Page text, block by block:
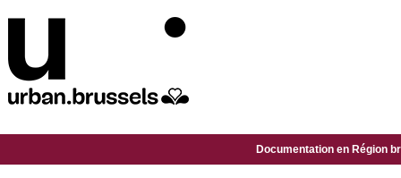
Documentation en Région